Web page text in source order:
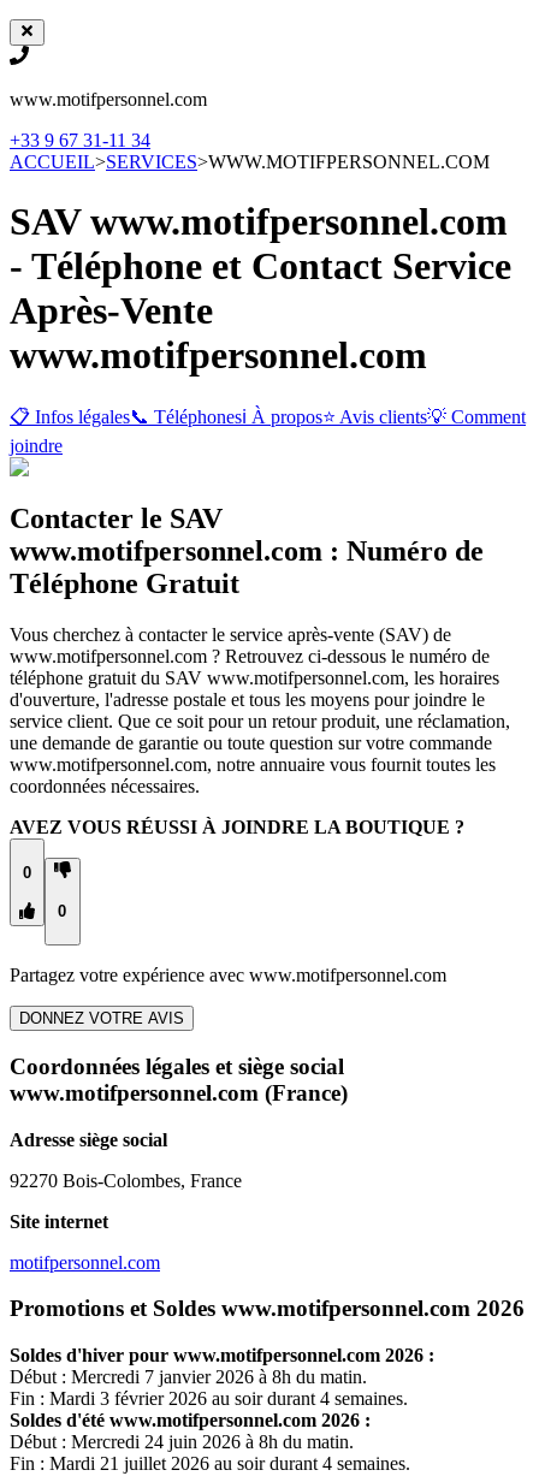
www.motifpersonnel.com
+33 9 67 31-11 34
ACCUEIL>SERVICES>WWW.MOTIFPERSONNEL.COM
SAV www.motifpersonnel.com
- Téléphone et Contact Service
Après-Vente
www.motifpersonnel.com
📋 Infos légales📞 Téléphonesℹ️ À propos⭐ Avis clients💡 Comment
joindre
Contacter le SAV
www.motifpersonnel.com : Numéro de
Téléphone Gratuit
Vous cherchez à contacter le service après-vente (SAV) de
www.motifpersonnel.com ? Retrouvez ci-dessous le numéro de
téléphone gratuit du SAV www.motifpersonnel.com, les horaires
d'ouverture, l'adresse postale et tous les moyens pour joindre le
service client. Que ce soit pour un retour produit, une réclamation,
une demande de garantie ou toute question sur votre commande
www.motifpersonnel.com, notre annuaire vous fournit toutes les
coordonnées nécessaires.
AVEZ VOUS RÉUSSI À JOINDRE LA BOUTIQUE ?
0
0
Partagez votre expérience avec www.motifpersonnel.com
DONNEZ VOTRE AVIS
Coordonnées légales et siège social
www.motifpersonnel.com (France)
Adresse siège social
92270 Bois-Colombes, France
Site internet
motifpersonnel.com
Promotions et Soldes www.motifpersonnel.com 2026
Soldes d'hiver pour www.motifpersonnel.com 2026 :
Début : Mercredi 7 janvier 2026 à 8h du matin.
Fin : Mardi 3 février 2026 au soir durant 4 semaines.
Soldes d'été www.motifpersonnel.com 2026 :
Début : Mercredi 24 juin 2026 à 8h du matin.
Fin : Mardi 21 juillet 2026 au soir durant 4 semaines.